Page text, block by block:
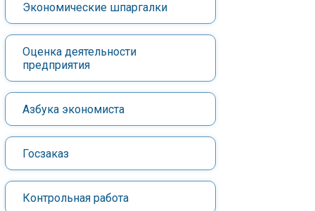
Экономические шпаргалки
Оценка деятельности
предприятия
Азбука экономиста
Госзаказ
Контрольная работа